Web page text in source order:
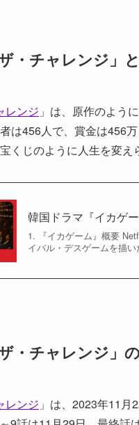
・チャレンジ」
レンジ 」は、原作のよう
は456人で、賞金は456
くじのように人生を変
韓国ドラマ『イカゲ
1. 『イカゲーム』概要
イバル・デスゲームを描
・チャレンジ」
レンジ 」は、2023年11